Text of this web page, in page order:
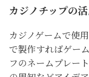
カジノチップの
カジノゲームで使
で製作すればゲー
フのネームプレー